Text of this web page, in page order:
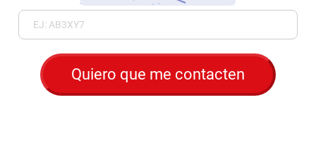
Quiero que me contacten